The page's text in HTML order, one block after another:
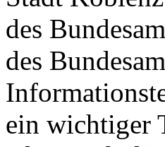
des
des
ein wichtiger